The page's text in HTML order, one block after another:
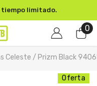
tiempo limitado.
00
Celeste / Prizm Black
Oferta